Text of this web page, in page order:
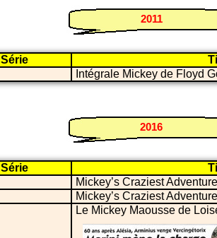
2011
Série
Intégrale Mickey de Floyd
2016
Série
Mickey’s Craziest
Mickey’s Craziest
Le Mickey Maousse de